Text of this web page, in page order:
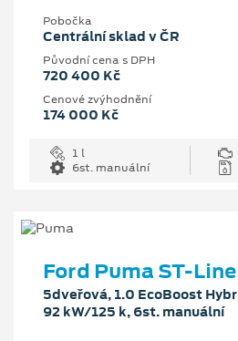
Pobočka
Centrální sklad v ČR
Původní cena s DPH
720 400 Kč
Cenové zvýhodnění
174 000 Kč
1 l
6st. manuální
Ford Puma ST-Line
5dveřová, 1.0 EcoBoost
92 kW/125 k, 6st. manuální